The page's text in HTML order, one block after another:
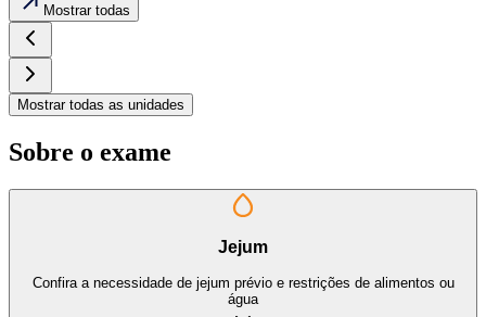
Mostrar todas
Mostrar todas as unidades
Sobre o exame
Jejum
Confira a necessidade de jejum prévio e restrições de alimentos ou
água